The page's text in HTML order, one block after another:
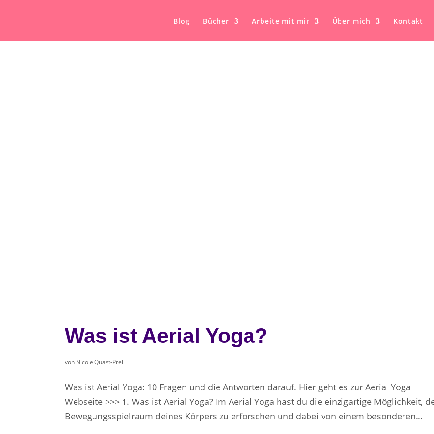
Blog Bücher Arbeite mit mir Über mich Kontakt
Was ist Aerial Yoga?
von Nicole Quast-Prell
Was ist Aerial Yoga: 10 Fragen und die Antworten darauf. Hier geht es zur Aerial Yoga
Webseite >>> 1. Was ist Aerial Yoga? Im Aerial Yoga hast du die einzigartige Möglichkeit,
Bewegungsspielraum deines Körpers zu erforschen und dabei von einem besonderen...